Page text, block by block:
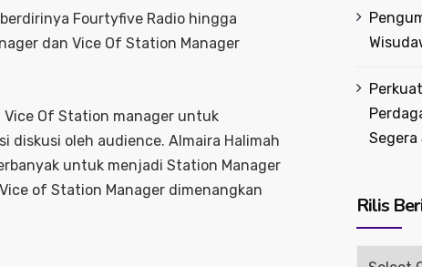
Fourtyfive Radio hingga
dan Vice Of Station Manager
Of Station manager untuk
diskusi oleh audience. Almaira Halimah
untuk menjadi Station Manager
of Station Manager dimenangkan
Segera
Rilis
Rilis